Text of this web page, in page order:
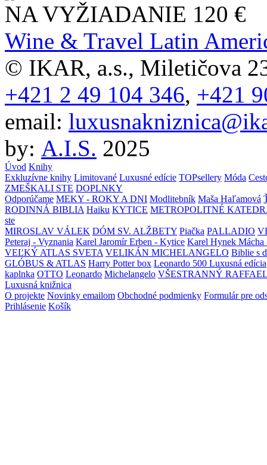
NA VYŽIADANIE 120 €
Wine & Travel Latin
© IKAR, a.s., Miletičova
+421 2 49 104 346, +421
email:
by: A.I.S. 2025
Úvod Knihy
Exkluzívne knihy Limitované Luxusné edície TOPsellery Móda
ZMEŠKALI STE DOPLNKY
Odporúčame MEKY - ROKY A DNI Modlitebník Maša Haľamová
RODINNÁ BIBLIA Haiku KYTICE METROPOLITNÉ
ste
MIROSLAV VÁLEK DÓM SV. ALŽBETY Piačka PALLADIO
Peteraj - Vyznania Karel Jaromír Erben - Kytice Karel Hynek Mácha
VEĽKÝ ATLAS SVETA VELIKÁN MICHELANGELO Biblie s
GLÓBUS & ATLAS Harry Potter box Leonardo 500 Luxusná edícia
kaplnka OTTO Leonardo Michelangelo VŠESTRANNÝ
Luxusná knižnica
O projekte Novinky emailom Obchodné podmienky Formulár pre
Prihlásenie Košík